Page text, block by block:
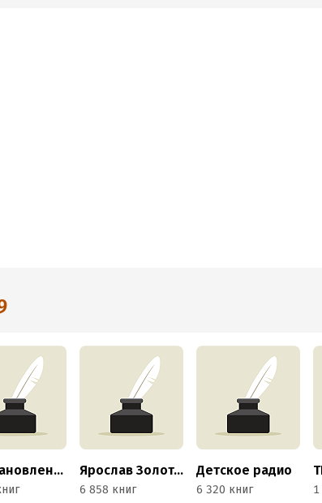
Неустановленный автор Ярослав Золотарев
6 858 книг
Детское радио
6 320 книг 1